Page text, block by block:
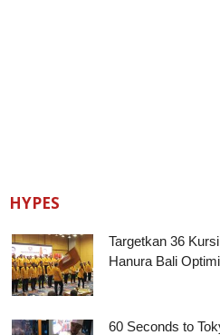
HYPES
Targetkan 36
Hanura Bali
60 Seconds to